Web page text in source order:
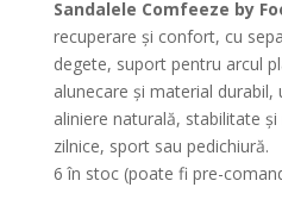
Sandalele Comfeeze by
recuperare și confort, cu
degete, suport pentru arcul
alunecare și material
aliniere naturală, stabilitate
zilnice, sport sau pedichiură.
6 în stoc (poate fi pre-